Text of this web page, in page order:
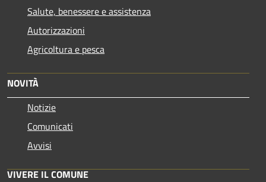
Salute, benessere e assistenza
Autorizzazioni
Agricoltura e pesca
NOVITÀ
Notizie
Comunicati
Avvisi
VIVERE IL COMUNE